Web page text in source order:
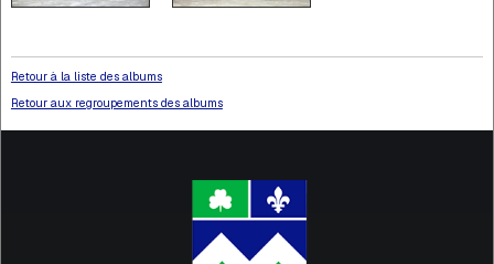
Retour à la liste des albums
Retour aux regroupements des albums